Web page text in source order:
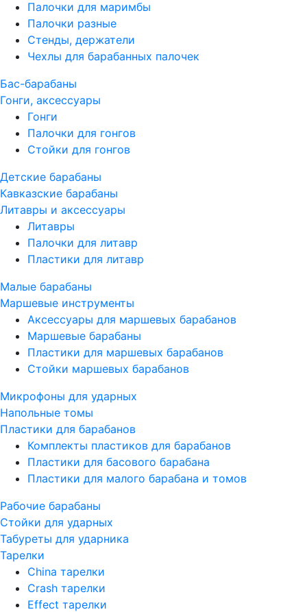
Палочки для маримбы
Палочки разные
Стенды, держатели
Чехлы для барабанных палочек
Бас-барабаны
Гонги, аксессуары
Гонги
Палочки для гонгов
Стойки для гонгов
Детские барабаны
Кавказские барабаны
Литавры и аксессуары
Литавры
Палочки для литавр
Пластики для литавр
Малые барабаны
Маршевые инструменты
Аксессуары для маршевых барабанов
Маршевые барабаны
Пластики для маршевых барабанов
Стойки маршевых барабанов
Микрофоны для ударных
Напольные томы
Пластики для барабанов
Комплекты пластиков для барабанов
Пластики для басового барабана
Пластики для малого барабана и томов
Рабочие барабаны
Стойки для ударных
Табуреты для ударника
Тарелки
China тарелки
Crash тарелки
Effect тарелки